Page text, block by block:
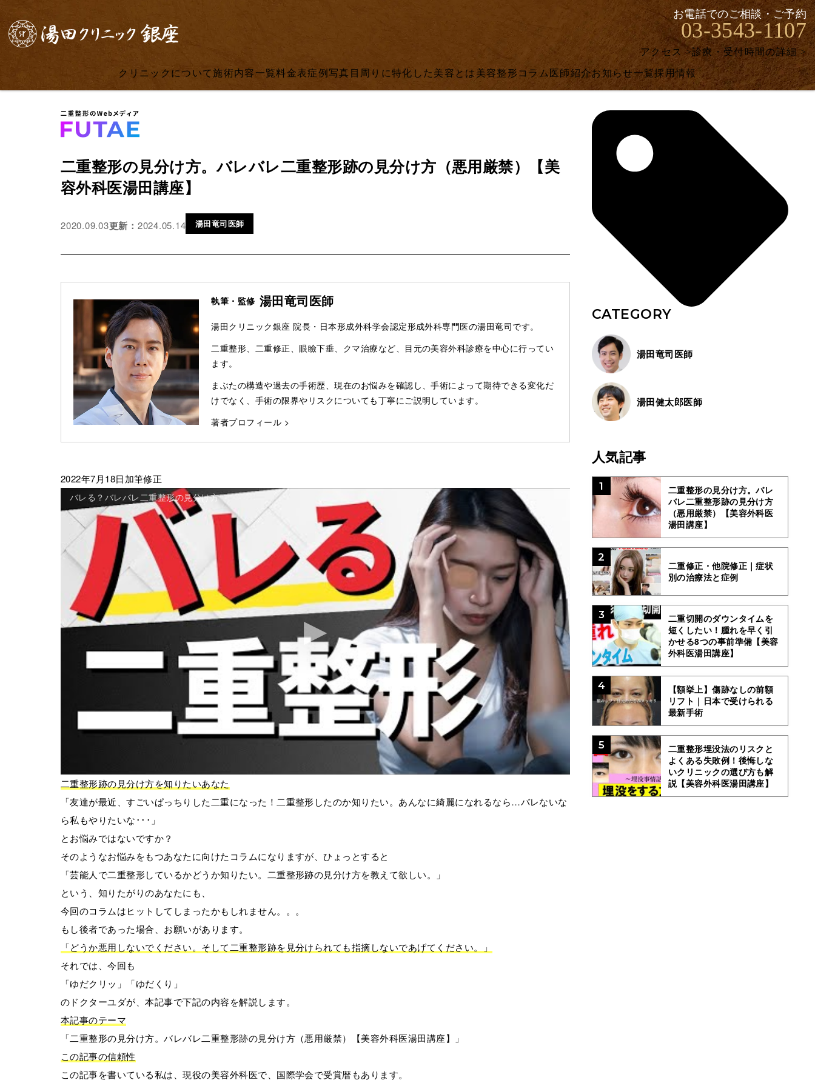
お電話でのご相談・ご予約
03-3543-1107
アクセス >診療・受付時間の詳細 >
クリニックについて施術内容一覧料金表症例写真 目周りに特化した美容とは 美容整形コラム 医師紹介お知らせ一覧採用情報
二重整形の見分け方。バレバレ二重整形跡の見分け方（悪用厳禁）【美
容外科医湯田講座】
2020.09.03更新： 2024.05.14 湯田竜司医師
執筆・監修 湯田竜司医師
湯田クリニック銀座 院長・日本形成外科学会認定形成外科専門医の湯田竜司です。
二重整形、二重修正、眼瞼下垂、クマ治療など、目元の美容外科診療を中心に行ってい
ます。
まぶたの構造や過去の手術歴、現在のお悩みを確認し、手術によって期待できる変化だ
けでなく、手術の限界やリスクについても丁寧にご説明しています。
著者プロフィール >
2022年7月18日加筆修正
バレる？バレバレ二重整形の見分け方
二重整形跡の見分け方を知りたいあなた
「友達が最近、すごいぱっちりした二重になった！二重整形したのか知りたい。あんなに綺麗になれるなら…バレないな
ら私もやりたいな･･･」
とお悩みではないですか？
そのようなお悩みをもつあなたに向けたコラムになりますが、ひょっとすると
「芸能人で二重整形しているかどうか知りたい。二重整形跡の見分け方を教えて欲しい。」
という、知りたがりのあなたにも、
今回のコラムはヒットしてしまったかもしれません。。。
もし後者であった場合、お願いがあります。
「どうか悪用しないでください。そして二重整形跡を見分けられても指摘しないであげてください。」
それでは、今回も
「ゆだクリッ」「ゆだくり」
のドクターユダが、本記事で下記の内容を解説します。
本記事のテーマ
「二重整形の見分け方。バレバレ二重整形跡の見分け方（悪用厳禁）【美容外科医湯田講座】」
この記事の信頼性
この記事を書いている私は、現役の美容外科医で、国際学会で受賞暦もあります。
CATEGORY
湯田竜司医師
湯田健太郎医師
人気記事
1
二重整形の見分け方。バレ
バレ二重整形跡の見分け方
（悪用厳禁）【美容外科医
湯田講座】
2
二重修正・他院修正｜症状
別の治療法と症例
3
二重切開のダウンタイムを
短くしたい！腫れを早く引
かせる8つの事前準備【美容
外科医湯田講座】
4
【額挙上】傷跡なしの前額
リフト｜日本で受けられる
最新手術
5
二重整形埋没法のリスクと
よくある失敗例！後悔しな
いクリニックの選び方も解
説【美容外科医湯田講座】